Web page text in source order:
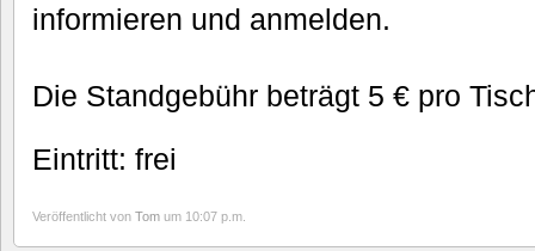
informieren und anmelden.
Die Standgebühr beträgt 5 € pro
Eintritt: frei
Veröffentlicht von Tom um 10:07 p.m.